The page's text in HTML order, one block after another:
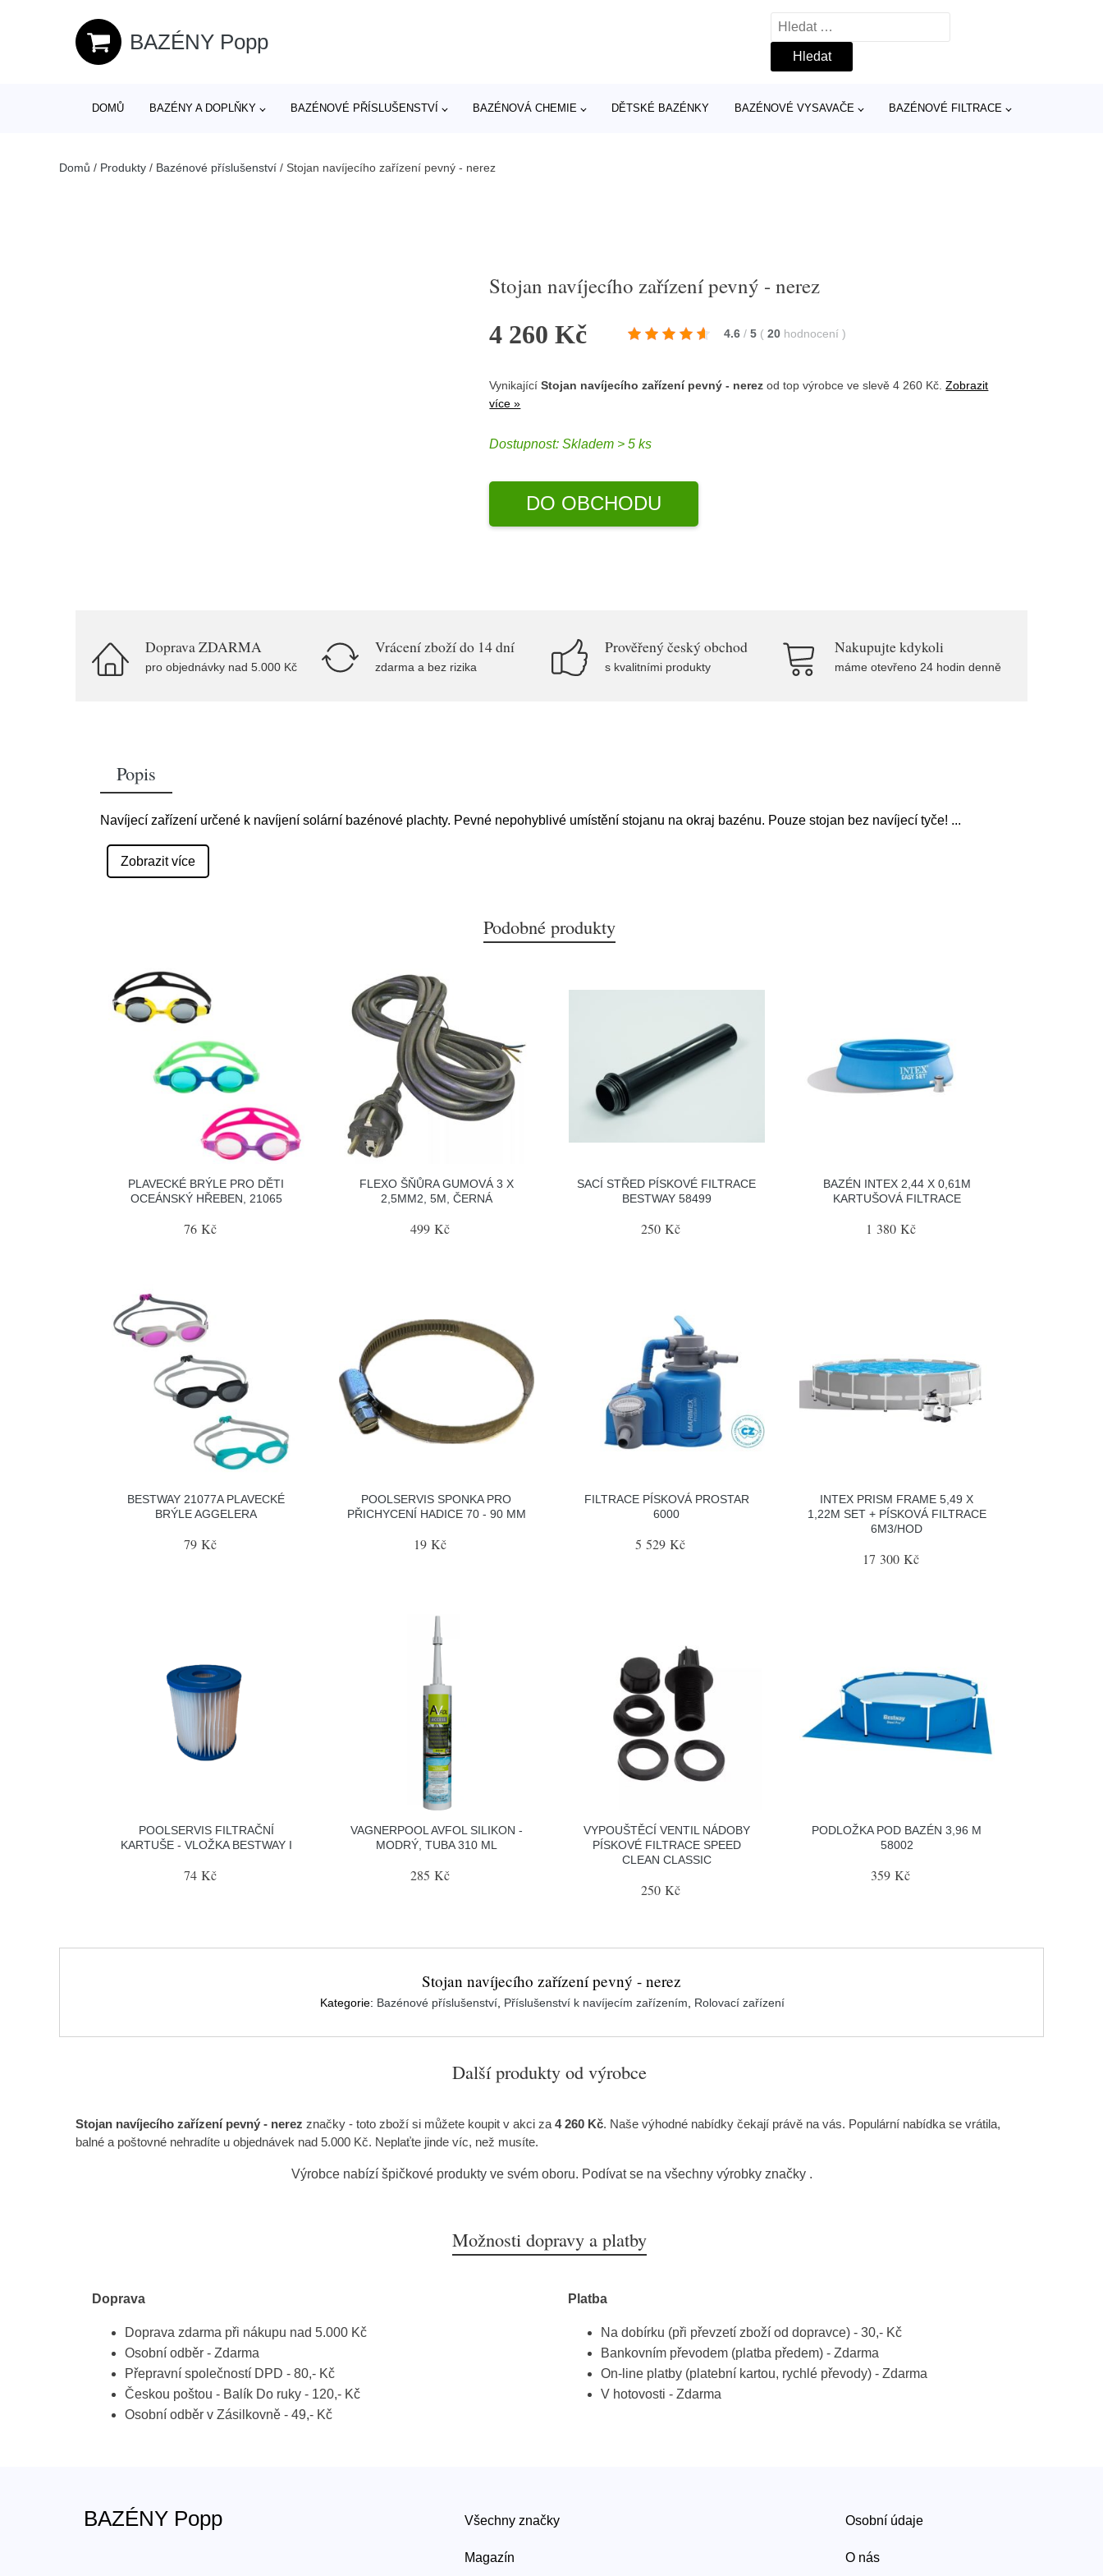
BAZÉNY Popp
Vyhledávání
DOMŮ BAZÉNY A DOPLŇKY BAZÉNOVÉ PŘÍSLUŠENSTVÍ BAZÉNOVÁ CHEMIE DĚTSKÉ BAZÉNKY BAZÉNOVÉ VYSAVAČE BAZÉNOVÉ FILTRACE
Domů / Produkty / Bazénové příslušenství / Stojan navíjecího zařízení pevný - nerez
Stojan navíjecího zařízení pevný - nerez
4 260 Kč 4.6 / 5 ( 20 hodnocení)
VynikajícíStojan navíjecího zařízení pevný - nerez od top výrobceve slevě 4 260 Kč.Zobrazit
více »
Dostupnost:Skladem > 5 ks
DO OBCHODU
Doprava ZDARMA
pro objednávky nad 5.000 Kč
Vrácení zboží do 14 dní
zdarma a bez rizika
Prověřený český obchod
s kvalitními produkty
Nakupujte kdykoli
máme otevřeno 24 hodin denně
Popis
Navíjecí zařízení určené k navíjení solární bazénové plachty. Pevné nepohyblivé umístění stojanu na okraj bazénu. Pouze stojan bez navíjecí tyče! ...
Zobrazit více
Podobné produkty
PLAVECKÉ BRÝLE PRO DĚTI
OCEÁNSKÝ HŘEBEN, 21065
76 Kč
FLEXO ŠŇŮRA GUMOVÁ 3 X
2,5MM2, 5M, ČERNÁ
499 Kč
SACÍ STŘED PÍSKOVÉ FILTRACE
BESTWAY 58499
250 Kč
BAZÉN INTEX 2,44 X 0,61M
KARTUŠOVÁ FILTRACE
1 380 Kč
BESTWAY 21077A PLAVECKÉ
BRÝLE AGGELERA
79 Kč
POOLSERVIS SPONKA PRO
PŘICHYCENÍ HADICE 70 - 90 MM
19 Kč
FILTRACE PÍSKOVÁ PROSTAR
6000
5 529 Kč
INTEX PRISM FRAME 5,49 X
1,22M SET + PÍSKOVÁ FILTRACE
6M3/HOD
17 300 Kč
POOLSERVIS FILTRAČNÍ
KARTUŠE - VLOŽKA BESTWAY I
74 Kč
VAGNERPOOL AVFOL SILIKON -
MODRÝ, TUBA 310 ML
285 Kč
VYPOUŠTĚCÍ VENTIL NÁDOBY
PÍSKOVÉ FILTRACE SPEED
CLEAN CLASSIC
250 Kč
PODLOŽKA POD BAZÉN 3,96 M
58002
359 Kč
Stojan navíjecího zařízení pevný - nerez
Kategorie: Bazénové příslušenství Příslušenství k navíjecím zařízením Rolovací zařízení
Další produkty od výrobce
Stojan navíjecího zařízení pevný - nerez značky - toto zboží si můžete koupit v akci za 4 260 Kč. Naše výhodné nabídky čekají právě na vás. Populární nabídka se vrátila,
balné a poštovné nehradíte u objednávek nad 5.000 Kč. Neplaťte jinde víc, než musíte.
Výrobce nabízí špičkové produkty ve svém oboru. Podívat se na všechny výrobky značky .
Možnosti dopravy a platby
Doprava
Doprava zdarma při nákupu nad 5.000 Kč
Osobní odběr - Zdarma
Přepravní společností DPD - 80,- Kč
Českou poštou - Balík Do ruky - 120,- Kč
Osobní odběr v Zásilkovně - 49,- Kč
Platba
Na dobírku (při převzetí zboží od dopravce) - 30,- Kč
Bankovním převodem (platba předem) - Zdarma
On-line platby (platební kartou, rychlé převody) - Zdarma
V hotovosti - Zdarma
BAZÉNY Popp Všechny značky
Magazín
Osobní údaje
O nás